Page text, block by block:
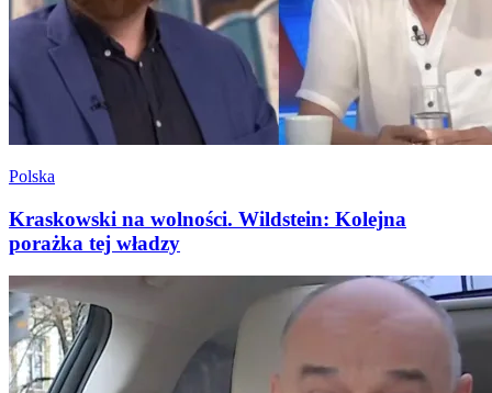
Polska
Kraskowski na wolności. Wildstein: Kolejna
porażka tej władzy